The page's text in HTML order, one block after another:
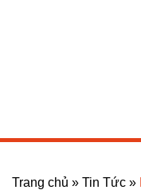
Trang chủ » Tin Tức »